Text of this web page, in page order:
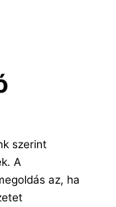
szerint
A
az, ha